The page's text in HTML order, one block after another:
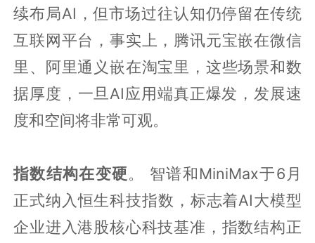
续布局AI，但市场过往认知仍停留在传统
互联网平台，事实上，腾讯元宝嵌在微信
里、阿里通义嵌在淘宝里，这些场景和数
据厚度，一旦AI应用端真正爆发，发展速
度和空间将非常可观。
指数结构在变硬。 智谱和MiniMax于6月
正式纳入恒生科技指数，标志着AI大模型
企业进入港股核心科技基准，指数结构正